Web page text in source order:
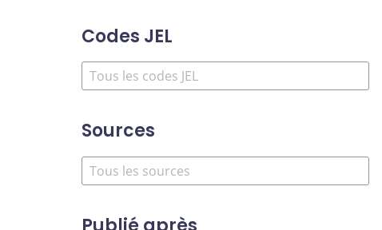
Codes JEL
Sources